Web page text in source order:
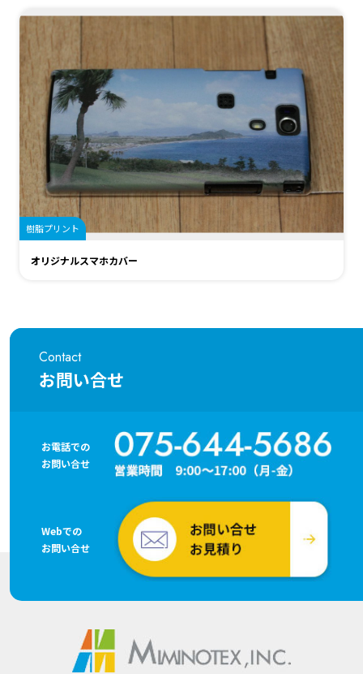
樹脂プリント
オリジナルスマホカバー
Contact
お問い合せ
お電話での
お問い合せ
Webでの
お問い合せ